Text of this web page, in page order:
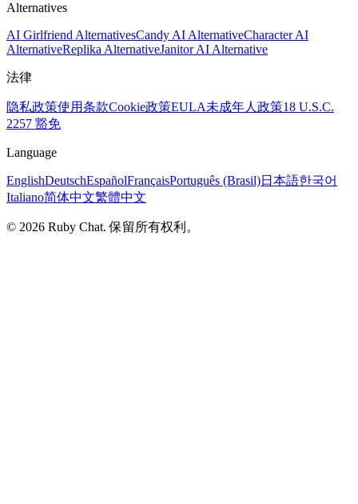
Alternatives
AI Girlfriend AlternativesCandy AI AlternativeCharacter AI
AlternativeReplika AlternativeJanitor AI Alternative
法律
隐私政策使用条款Cookie政策EULA未成年人政策18 U.S.C.
2257 豁免
Language
EnglishDeutschEspañolFrançaisPortuguês (Brasil)日本語한국어
Italiano简体中文繁體中文
© 2026 Ruby Chat. 保留所有权利。